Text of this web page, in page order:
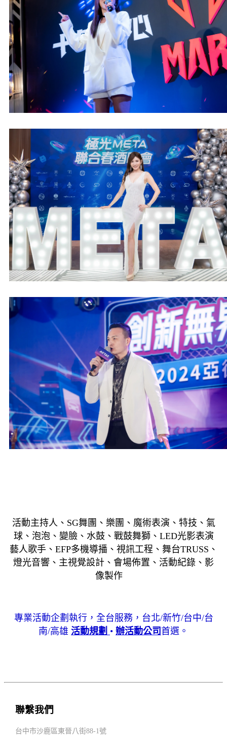
活動主持人、SG舞團、樂團、魔術表演、特技、氣
球、泡泡、變臉、水鼓、戰鼓舞獅、LED光影表演
藝人歌手、EFP多機導播、視訊工程、舞台TRUSS、
燈光音響、主視覺設計、會場佈置、活動紀錄、影
像製作
專業活動企劃執行，全台服務，台北/新竹/台中/台
南/高雄 活動規劃 • 辦活動公司 首選。
聯繫我們
台中市沙鹿區東晉八街88-1號